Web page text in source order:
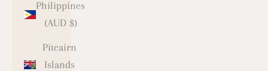
Philippines
(AUD $)
Pitcairn
Islands